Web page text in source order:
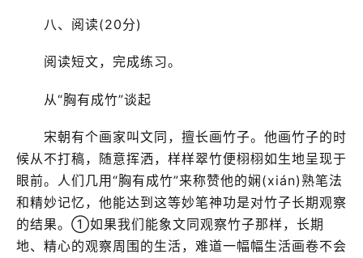
八、阅读(20分)
阅读短文，完成练习。
从“胸有成竹”谈起
宋朝有个画家叫文同，擅长画竹子。他画竹子的时
候从不打稿，随意挥洒，样样翠竹便栩栩如生地呈现于
眼前。人们几用“胸有成竹”来称赞他的娴(xián)熟笔法
和精妙记忆，他能达到这等妙笔神功是对竹子长期观察
的结果。①如果我们能象文同观察竹子那样，长期
地、精心的观察周围的生活，难道一幅幅生活画卷不会